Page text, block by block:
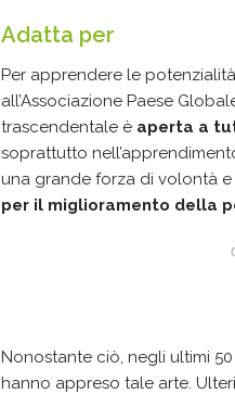
Adatta per
Per apprendere le
all’Associazione Paese
trascendentale è aperta a
soprattutto
una grande forza di volontà
per il miglioramento della
Nonostante ciò, negli ultimi
hanno appreso tale arte.